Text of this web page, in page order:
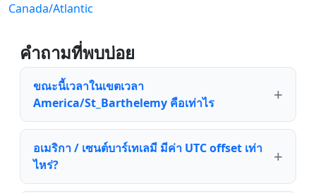
Canada/Atlantic
คำถามที่พบบ่อย
ขณะนี้เวลาในเขตเวลา
America/St_Barthelemy คือเท่าไร
อเมริกา / เซนต์บาร์เทเลมี มีค่า UTC offset เท่า
ไหร่?